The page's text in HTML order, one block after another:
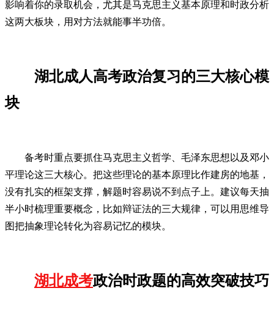
影响着你的录取机会，尤其是马克思主义基本原理和时政分析
这两大板块，用对方法就能事半功倍。
湖北成人高考政治复习的三大核心模
块
备考时重点要抓住马克思主义哲学、毛泽东思想以及邓小
平理论这三大核心。把这些理论的基本原理比作建房的地基，
没有扎实的框架支撑，解题时容易说不到点子上。建议每天抽
半小时梳理重要概念，比如辩证法的三大规律，可以用思维导
图把抽象理论转化为容易记忆的模块。
湖北成考政治时政题的高效突破技巧